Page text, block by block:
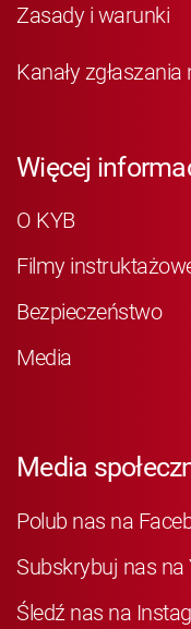
Zasady i warunki
Kanały
Więcej
O KYB
Filmy
Bezpieczeństwo
Media
Media
Polub nas na
Subskrybuj nas na
Śledź nas na